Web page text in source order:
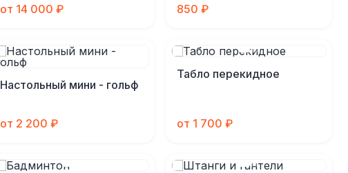
от 14 000 ₽ 850 ₽
Настольный мини - гольф
от 2 200 ₽
Табло перекидное
от 1 700 ₽